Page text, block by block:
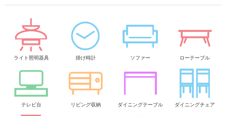
ライト照明器具 掛け時計 ソファー ローテーブル
テレビ台 リビング収納 ダイニングテーブル ダイニングチェア